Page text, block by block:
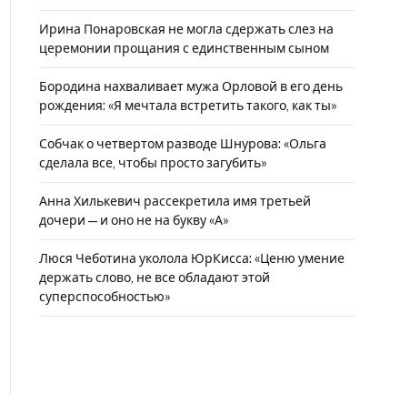
Ирина Понаровская не могла сдержать слез на
церемонии прощания с единственным сыном
Бородина нахваливает мужа Орловой в его день
рождения: «Я мечтала встретить такого, как ты»
Собчак о четвертом разводе Шнурова: «Ольга
сделала все, чтобы просто загубить»
Анна Хилькевич рассекретила имя третьей
дочери — и оно не на букву «А»
Люся Чеботина уколола ЮрКисса: «Ценю умение
держать слово, не все обладают этой
суперспособностью»